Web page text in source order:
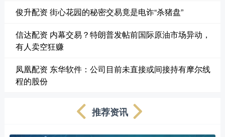
俊升配资 街心花园的秘密交易竟是电诈“杀猪盘”
信达配资 内幕交易？特朗普发帖前国际原油市场异动，
有人卖空狂赚
凤凰配资 东华软件：公司目前未直接或间接持有摩尔线
程的股份
推荐资讯